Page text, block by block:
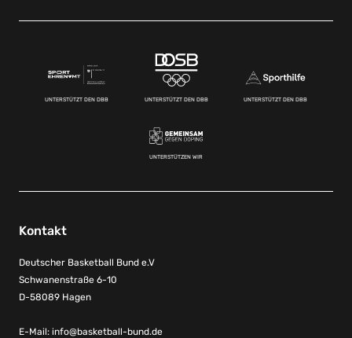
UNTERSTÜTZT DEN DBB UNTERSTÜTZT DEN DBB UNTERSTÜTZT DEN DBB
UNTERSTÜTZEN WIR
Kontakt
Deutscher Basketball Bund e.V
Schwanenstraße 6-10
D-58089 Hagen
E-Mail: info@basketball-bund.de